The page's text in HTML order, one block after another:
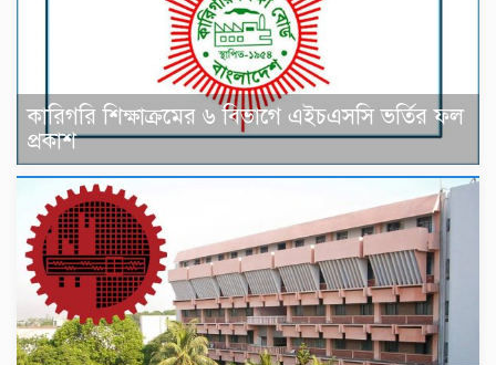
কারিগরি শিক্ষাক্রমের ৬ বিভাগে এইচএসসি ভর্তির ফল
প্রকাশ